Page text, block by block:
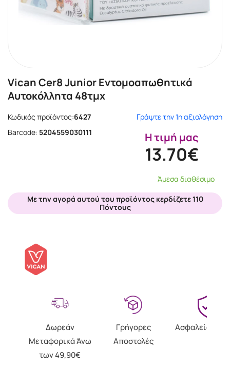
Vican Cer8 Junior Εντομοαπωθητικά
Αυτοκόλλητα 48τμχ
Κωδικός προϊόντος:6427
Γράψτε την 1η αξιολόγηση
Barcode: 5204559030111 Η τιμή μας
13.70€
Άμεσα διαθέσιμο
Με την αγορά αυτού του προϊόντος κερδίζετε 110
Πόντους
Δωρεάν
Μεταφορικά Άνω
των 49,90€
Γρήγορες
Αποστολές
Ασφαλείς